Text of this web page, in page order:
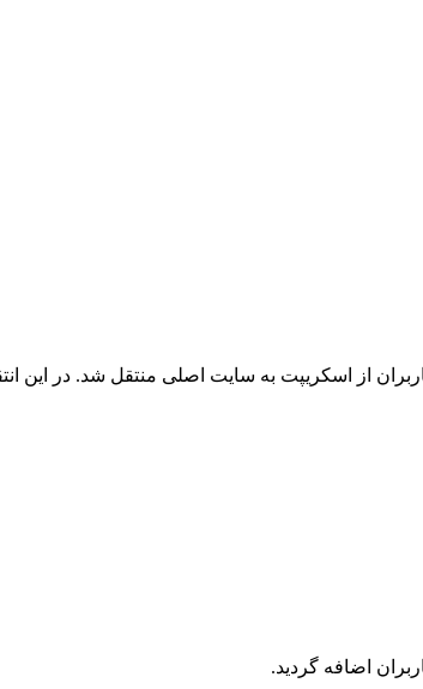
از اسکریپت به سایت اصلی منتقل شد. در این